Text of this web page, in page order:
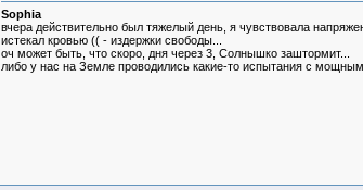
Sophia
вчера действительно был тяжелый день, я чувствовала
истекал кровью (( - издержки свободы...
оч может быть, что скоро, дня через 3, Солнышко заштормит...
либо у нас на Земле проводились какие-то испытания с